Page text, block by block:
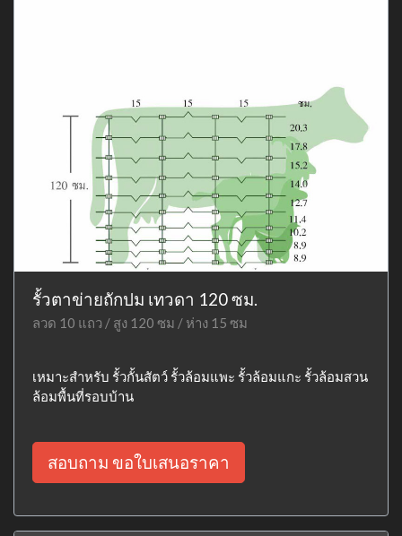
รั้วตาข่ายถักปม เทวดา 120 ซม.
ลวด 10 แถว / สูง 120 ซม / ห่าง 15 ซม
เหมาะสำหรับ รั้วกั้นสัตว์ รั้วล้อมแพะ รั้วล้อมแกะ รั้วล้อมสวน
ล้อมพื้นที่รอบบ้าน
สอบถาม ขอใบเสนอราคา